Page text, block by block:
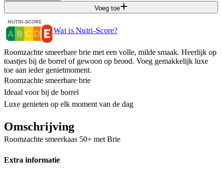
Voeg toe
Wat is Nutri-Score?
Roomzachte smeerbare brie met een volle, milde smaak. Heerlijk op
toastjes bij de borrel of gewoon op brood. Voeg gemakkelijk luxe
toe aan ieder genietmoment.
Roomzachte smeerbare brie
Ideaal voor bij de borrel
Luxe genieten op elk moment van de dag
Omschrijving
Roomzachte smeerkaas 50+ met Brie
Extra informatie